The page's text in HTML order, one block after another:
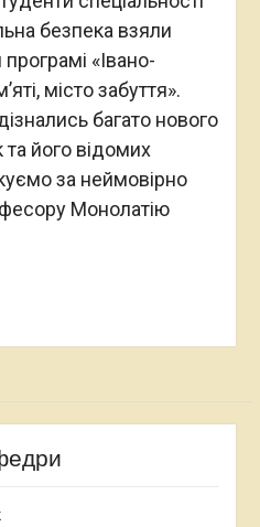
безпека взяли
«Івано-
місто забуття».
багато нового
та його відомих
за неймовірно
Монолатію